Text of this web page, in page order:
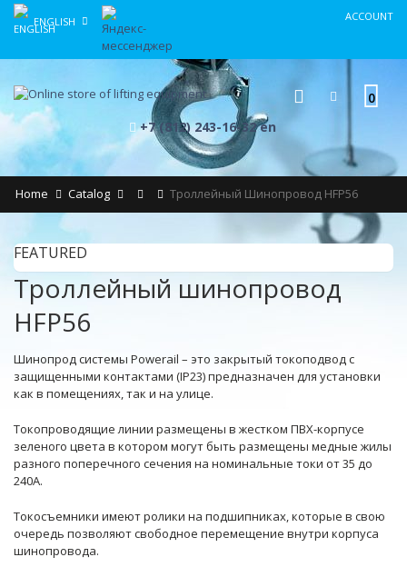
ENGLISH ACCOUNT
0
+7 (812) 243-16-32 en
Home Catalog Троллейный Шинопровод HFP56
FEATURED
Троллейный шинопровод
HFP56
Шинопрод системы Powerail – это закрытый токоподвод с
защищенными контактами (IP23) предназначен для установки
как в помещениях, так и на улице.
Токопроводящие линии размещены в жестком ПВХ-корпусе
зеленого цвета в котором могут быть размещены медные жилы
разного поперечного сечения на номинальные токи от 35 до
240А.
Токосъемники имеют ролики на подшипниках, которые в свою
очередь позволяют свободное перемещение внутри корпуса
шинопровода.